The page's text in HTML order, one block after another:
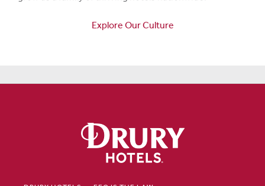
Explore Our Culture